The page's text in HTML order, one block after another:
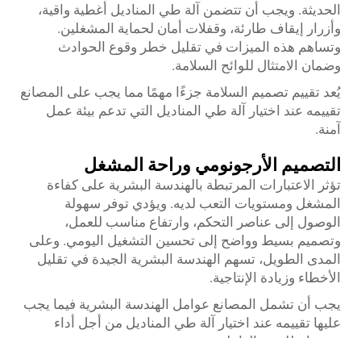
الحديثة. ويجب أن تتضمن آلة طي المناديل أغطية واقية،
وأزرار إيقاف طارئة، وقفلات أمان لحماية المشغلين.
وتساهم هذه الميزات في تقليل خطر وقوع الحوادث
وضمان الامتثال للوائح السلامة.
يُعد تقييم تصميم السلامة جزءًا مهمًا مما يجب على المصانع
تقييمه عند اختيار آلة طي المناديل التي تدعم بيئة عمل
آمنة.
التصميم الأرجونومي وراحة المشغل
تؤثر الاعتبارات المرتبطة بالهندسة البشرية على كفاءة
المشغل ومستويات التعب لديه. ويؤدي توفر سهولة
الوصول إلى عناصر التحكم، وارتفاع مناسب للعمل،
وتصميم بسيط وواضح إلى تحسين التشغيل اليومي. وعلى
المدى الطويل، تسهم الهندسة البشرية الجيدة في تقليل
الأخطاء وزيادة الإنتاجية.
يجب أن تشمل المصانع عوامل الهندسة البشرية فيما يجب
عليها تقييمه عند اختيار آلة طي المناديل من أجل أداء